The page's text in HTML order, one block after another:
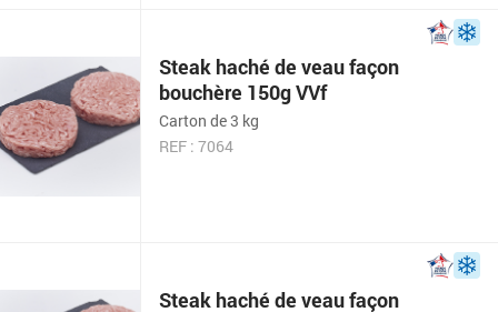
Steak haché de veau façon
bouchère 150g VVf
Carton de 3 kg
REF : 7064
Steak haché de veau façon